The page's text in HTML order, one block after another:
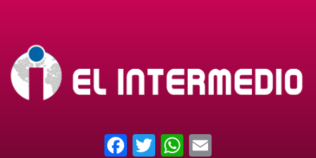
FacebookTwitterWhatsApp